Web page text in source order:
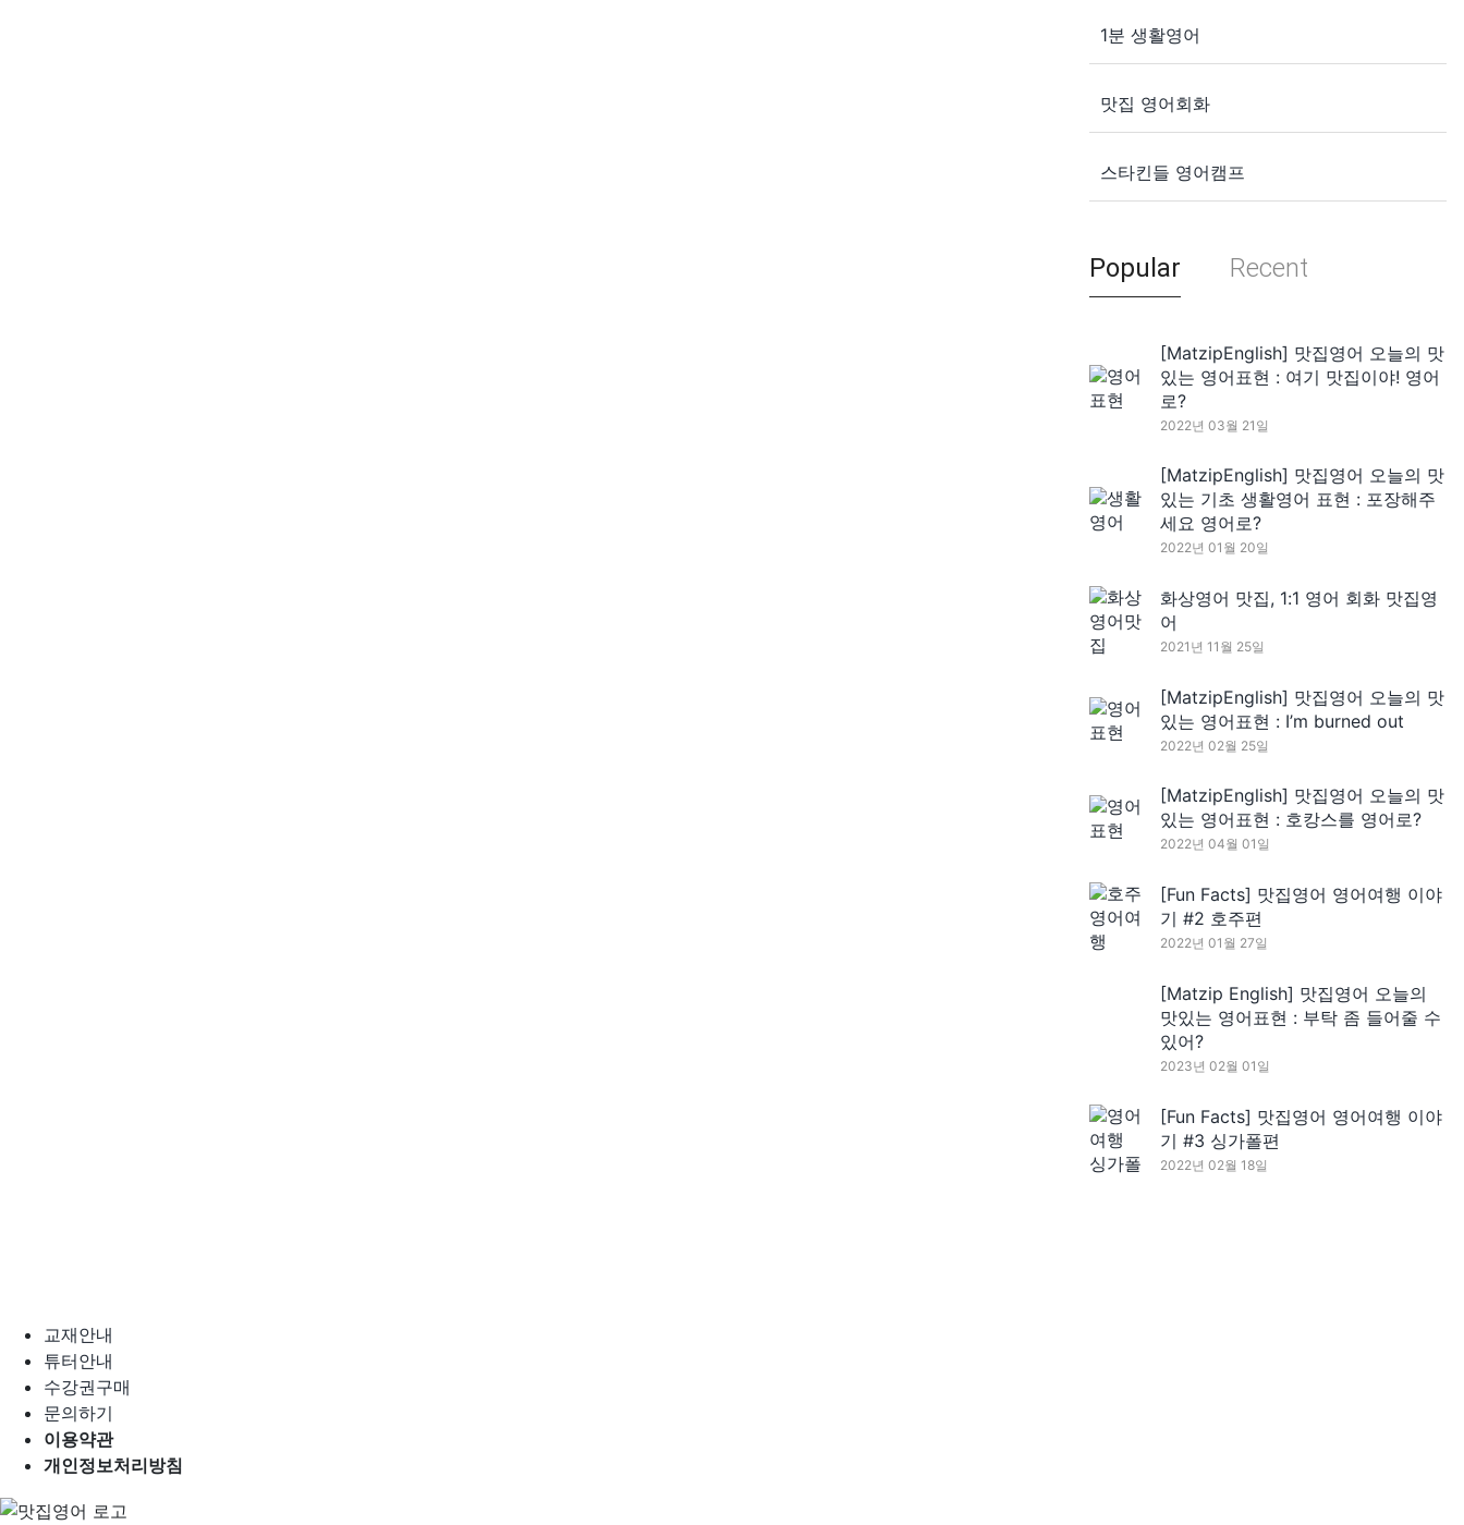
1분 생활영어
맛집 영어회화
스타킨들 영어캠프
Popular Recent
[MatzipEnglish] 맛집영어 오늘의 맛
있는 영어표현 : 여기 맛집이야! 영어
로?
2022년 03월 21일
[MatzipEnglish] 맛집영어 오늘의 맛
있는 기초 생활영어 표현 : 포장해주
세요 영어로?
2022년 01월 20일
화상영어 맛집, 1:1 영어 회화 맛집영
어
2021년 11월 25일
[MatzipEnglish] 맛집영어 오늘의 맛
있는 영어표현 : I’m burned out
2022년 02월 25일
[MatzipEnglish] 맛집영어 오늘의 맛
있는 영어표현 : 호캉스를 영어로?
2022년 04월 01일
[Fun Facts] 맛집영어 영어여행 이야
기 #2 호주편
2022년 01월 27일
[Matzip English] 맛집영어 오늘의
맛있는 영어표현 : 부탁 좀 들어줄 수
있어?
2023년 02월 01일
[Fun Facts] 맛집영어 영어여행 이야
기 #3 싱가폴편
2022년 02월 18일
교재안내
튜터안내
수강권구매
문의하기
이용약관
개인정보처리방침